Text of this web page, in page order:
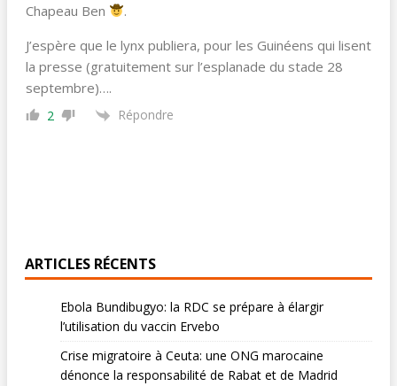
Chapeau Ben
.
J’espère que le lynx publiera, pour les Guinéens qui lisent
la presse (gratuitement sur l’esplanade du stade 28
septembre)….
2 Répondre
ARTICLES RÉCENTS
Ebola Bundibugyo: la RDC se prépare à élargir
l’utilisation du vaccin Ervebo
Crise migratoire à Ceuta: une ONG marocaine
dénonce la responsabilité de Rabat et de Madrid